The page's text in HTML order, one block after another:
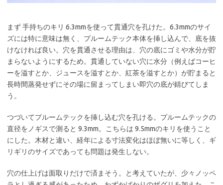
まず 手持ちのキリ 6.3mmを使って貫通穴を孔けた。6.3mmのサイ
ズには特に意味は無く、プルームテック本体を挿し込んで、底を抜
けなければ良い。穴を貫通させる理由は、穴の底にゴミや水分が貯
まらないようにするため。貫通していない穴に水分（例えばコーヒ
ーを溢すとか、ジュースを溢すとか、紅茶を溢すとか）が貯まると
長時間蒸発せずにその場に留まってしまい即穴の底が錆びてしま
う。
つづいてプルームテックを挿し込む穴を孔ける。プルームテックの
直径をノギスで測ると 9.3mm。こちらは 9.5mmのキリを使うこと
にした。木材と違い、経年による寸法変化はほぼ無いに等しく、ギ
リギリのサイズであっても問題は発生しない。
穴の仕上げは面取りだけで済まそう。と考えていたが、少々ノッペ